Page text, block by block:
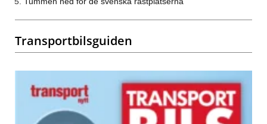
Transportbilsguiden